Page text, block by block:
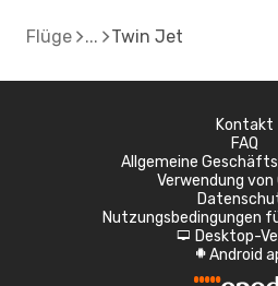
Flüge Twin Jet
Kontakt
FAQ
Allgemeine
Verwendung von
Nutzungsbedingungen
d Desktop-
A Android